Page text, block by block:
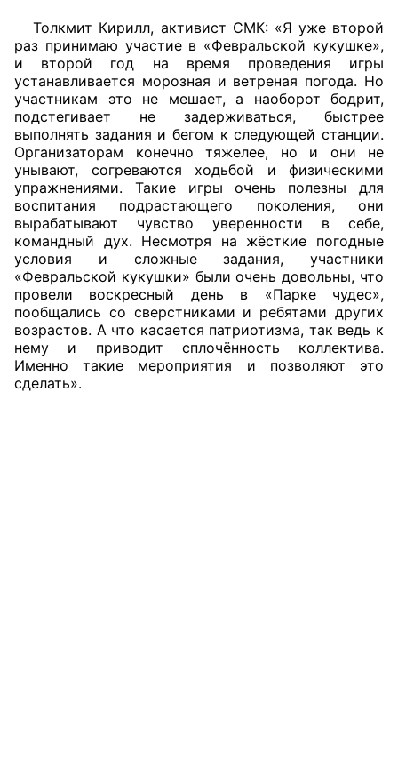
Толкмит Кирилл, активист СМК: «Я уже второй
раз принимаю участие в «Февральской кукушке»,
и второй год на время проведения игры
устанавливается морозная и ветреная погода. Но
участникам это не мешает, а наоборот бодрит,
подстегивает не задерживаться, быстрее
выполнять задания и бегом к следующей станции.
Организаторам конечно тяжелее, но и они не
унывают, согреваются ходьбой и физическими
упражнениями. Такие игры очень полезны для
воспитания подрастающего поколения, они
вырабатывают чувство уверенности в себе,
командный дух. Несмотря на жёсткие погодные
условия и сложные задания, участники
«Февральской кукушки» были очень довольны, что
провели воскресный день в «Парке чудес»,
пообщались со сверстниками и ребятами других
возрастов. А что касается патриотизма, так ведь к
нему и приводит сплочённость коллектива.
Именно такие мероприятия и позволяют это
сделать».